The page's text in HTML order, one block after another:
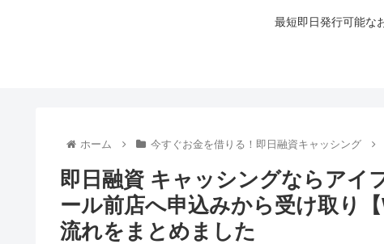
最短即日発行可能な
ホーム 今すぐお金を借りる！即日融資キャッシング
即日融資 キャッシングならアイ
ール前店へ申込みから受け取り
流れをまとめました